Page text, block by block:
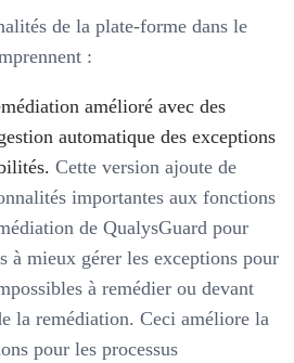
de la plate-forme dans le
:
amélioré avec des
automatique des exceptions
Cette version ajoute de
importantes aux fonctions
de QualysGuard pour
à mieux gérer les exceptions pour
à remédier ou devant
la remédiation. Ceci améliore la
pour les processus